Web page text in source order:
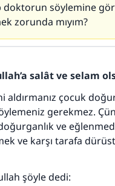
doktorun söylemine
zorunda mıyım?
salât ve selam
aldırmanız çocuk
gerekmez.
doğurganlık ve
ve karşı tarafa
şöyle dedi: